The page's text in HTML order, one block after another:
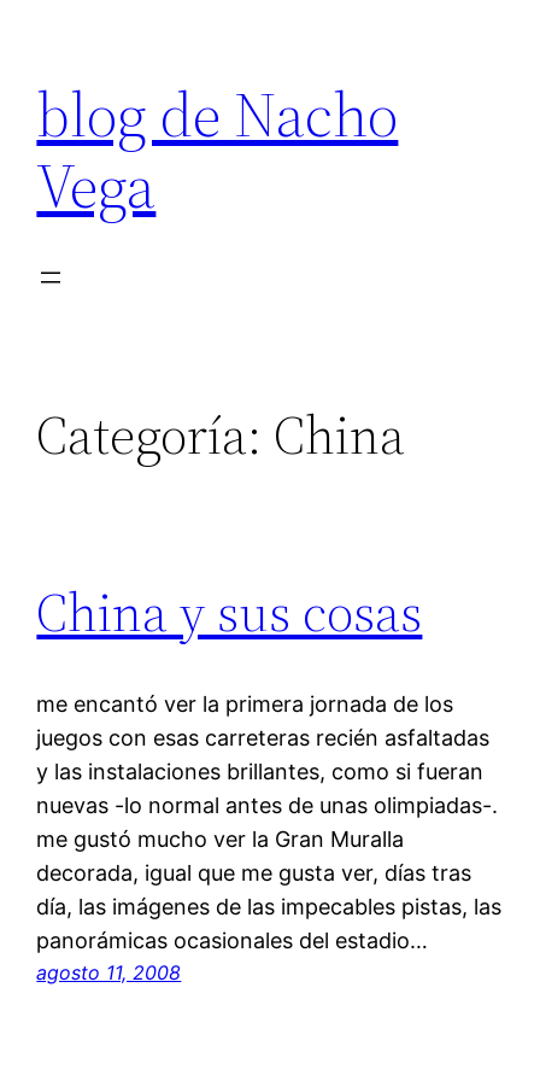
contenido
blog de Nacho
Vega
Categoría: China
China y sus cosas
me encantó ver la primera jornada de los
juegos con esas carreteras recién asfaltadas
y las instalaciones brillantes, como si fueran
nuevas -lo normal antes de unas olimpiadas-.
me gustó mucho ver la Gran Muralla
decorada, igual que me gusta ver, días tras
día, las imágenes de las impecables pistas, las
panorámicas ocasionales del estadio…
agosto 11, 2008